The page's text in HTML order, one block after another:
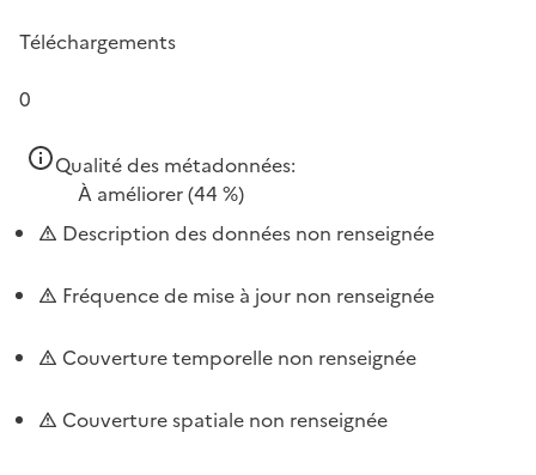
Téléchargements
0
Qualité des métadonnées:
À améliorer(44 %)
Description des données non renseignée
Fréquence de mise à jour non renseignée
Couverture temporelle non renseignée
Couverture spatiale non renseignée